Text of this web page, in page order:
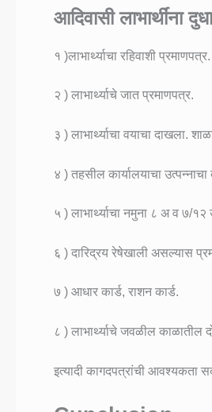
आदिवासी लाभार्थींना
१ )लाभार्थ्याचा रहिवाशी प्रमाणपत्र.
२ ) लाभार्थ्याचे जात प्रमाणपत्र.
३ ) लाभार्थ्याचा वयाचा दाखला.
४ ) तहसील कार्यालयाचा उत्पन्नाचा
५ ) लाभार्थ्याचा नमुना ८ अ व ७/१२
६ ) दारिद्रय रेषेखाली असल्यास
७ ) आधार कार्ड, राशन कार्ड.
८ ) लाभार्थ्याचे जवळील काळातील
इत्यादी कागदपत्रांची आवश्यकता